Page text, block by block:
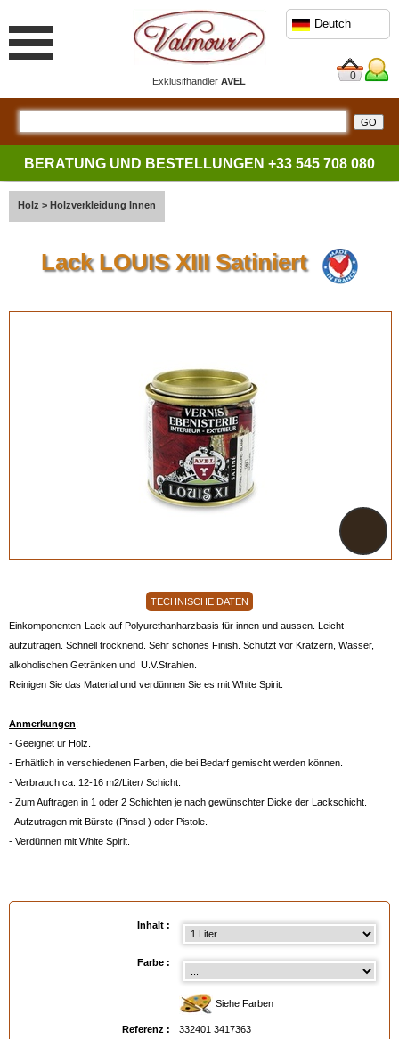
ExklusifhändlerAVEL
Deutch
0
BERATUNG UND BESTELLUNGEN +33 545 708 080
Holz > Holzverkleidung Innen
Lack LOUIS XIII Satiniert
TECHNISCHE DATEN
Einkomponenten-Lack auf Polyurethanharzbasis für innen und aussen. Leicht
aufzutragen. Schnell trocknend. Sehr schönes Finish. Schützt vor Kratzern, Wasser,
alkoholischen Getränken und U.V.Strahlen.
Reinigen Sie das Material und verdünnen Sie es mit White Spirit.
Anmerkungen:
- Geeignet ür Holz.
- Erhältlich in verschiedenen Farben, die bei Bedarf gemischt werden können.
- Verbrauch ca. 12-16 m2/Liter/ Schicht.
- Zum Auftragen in 1 oder 2 Schichten je nach gewünschter Dicke der Lackschicht.
- Aufzutragen mit Bürste (Pinsel ) oder Pistole.
- Verdünnen mit White Spirit.
Inhalt :
Farbe :
Siehe Farben
Referenz :
332401 3417363